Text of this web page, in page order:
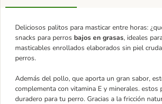
Deliciosos palitos para masticar entre horas:
snacks para perros bajos en grasas, ideales
masticables enrollados elaborados sin piel
perros.
Además del pollo, que aporta un gran sabor,
complementa con vitamina E y minerales. estos
duradero para tu perro. Gracias a la fricción